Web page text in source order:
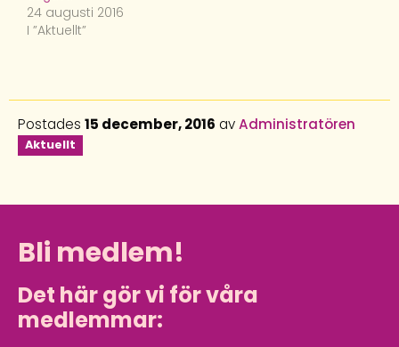
24 augusti 2016
I ”Aktuellt”
Postades 15 december, 2016 avAdministratören
Aktuellt
Bli medlem!
Det här gör vi för våra
medlemmar: